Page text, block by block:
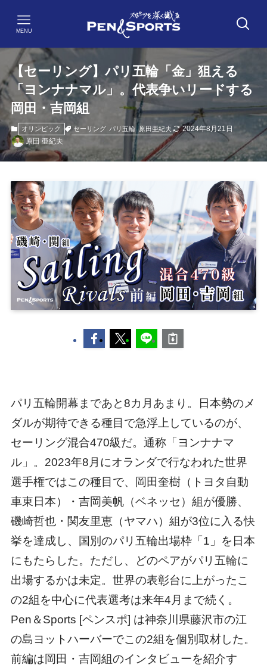
MENU
【セーリング】パリ五輪「金」狙える
「ヨンナナマル」。代表争いリードする
岡田・吉岡組
オリンピック セーリング パリ五輪 原田亜紀夫
2024年8月21日
原田 亜紀夫
パリ五輪開幕まであと8カ月あまり。日本勢のメ
ダルが期待できる種目で急浮上しているのが、
セーリング混合470級だ。通称「ヨンナナマ
ル」。2023年8月にオランダで行なわれた世界
選手権ではこの種目で、岡田奎樹（トヨタ自動
車東日本）・吉岡美帆（ベネッセ）組が優勝、
磯崎哲也・関友里恵（ヤマハ）組が3位に入る快
挙を達成し、国別のパリ五輪出場枠「1」を日本
にもたらした。ただし、どのペアがパリ五輪に
出場するかは未定。世界の表彰台に上がったこ
の2組を中心に代表選考は来年4月まで続く。
Pen＆Sports [ペンスポ] は神奈川県藤沢市の江
の島ヨットハーバーでこの2組を個別取材した。
前編は岡田・吉岡組のインタビューを紹介す